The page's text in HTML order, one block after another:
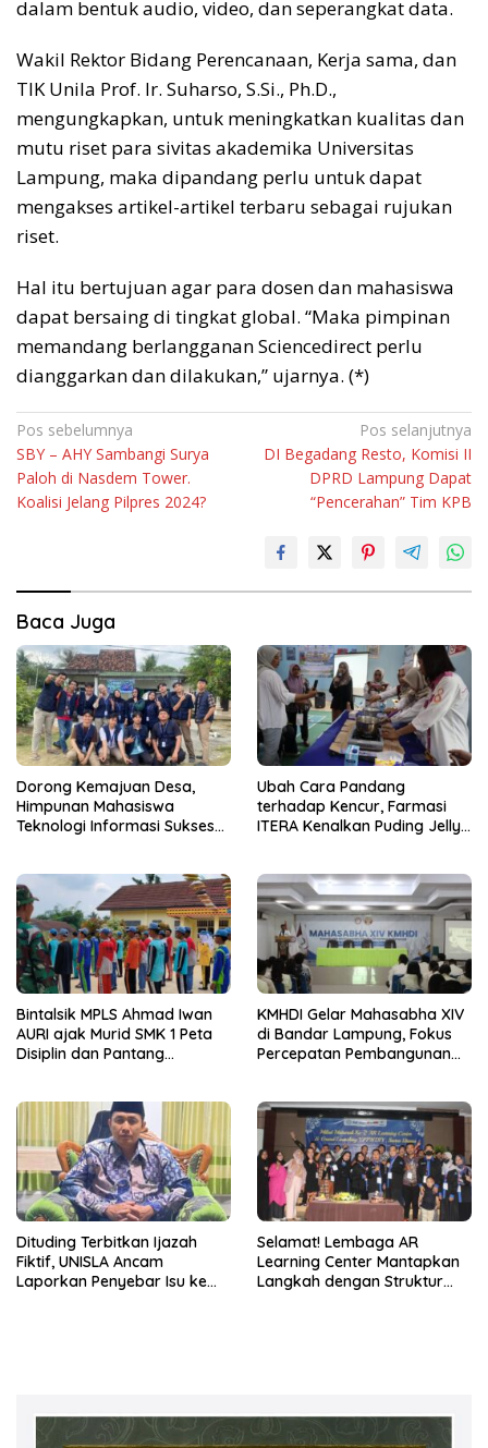
dalam bentuk audio, video, dan seperangkat data.
Wakil Rektor Bidang Perencanaan, Kerja sama, dan
TIK Unila Prof. Ir. Suharso, S.Si., Ph.D.,
mengungkapkan, untuk meningkatkan kualitas dan
mutu riset para sivitas akademika Universitas
Lampung, maka dipandang perlu untuk dapat
mengakses artikel-artikel terbaru sebagai rujukan
riset.
Hal itu bertujuan agar para dosen dan mahasiswa
dapat bersaing di tingkat global. “Maka pimpinan
memandang berlangganan Sciencedirect perlu
dianggarkan dan dilakukan,” ujarnya. (*)
Navigasi
pos
Pos sebelumnya
SBY – AHY Sambangi Surya
Paloh di Nasdem Tower.
Koalisi Jelang Pilpres 2024?
Pos selanjutnya
DI Begadang Resto, Komisi II
DPRD Lampung Dapat
“Pencerahan” Tim KPB
Baca Juga
Dorong Kemajuan Desa,
Himpunan Mahasiswa
Teknologi Informasi Sukses
Ubah Cara Pandang
terhadap Kencur, Farmasi
ITERA Kenalkan Puding Jelly
Bintalsik MPLS Ahmad Iwan
AURI ajak Murid SMK 1 Peta
Disiplin dan Pantang
KMHDI Gelar Mahasabha XIV
di Bandar Lampung, Fokus
Percepatan Pembangunan
Dituding Terbitkan Ijazah
Fiktif, UNISLA Ancam
Laporkan Penyebar Isu ke
Selamat! Lembaga AR
Learning Center Mantapkan
Langkah dengan Struktur